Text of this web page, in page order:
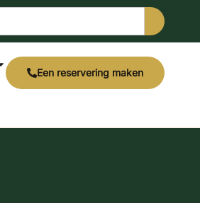
Een reservering maken